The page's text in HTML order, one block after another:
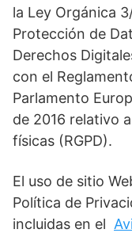
la Ley Orgánica
Protección de
Derechos
con el
Parlamento
de 2016 relativo
físicas (RGPD).
El uso de sitio
Política de
incluidas en el